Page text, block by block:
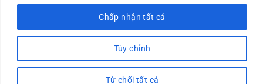
Tùy chỉnh
Từ chối tất cả
Chấp nhận tất cả